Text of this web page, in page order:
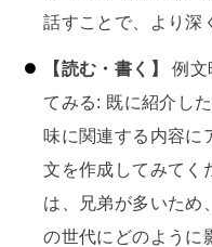
話すことで、より深
【読む・書く】
例文
てみる: 既に紹介し
味に関連する内容に
文を作成してみてく
は、兄弟が多いため
の世代にどのように